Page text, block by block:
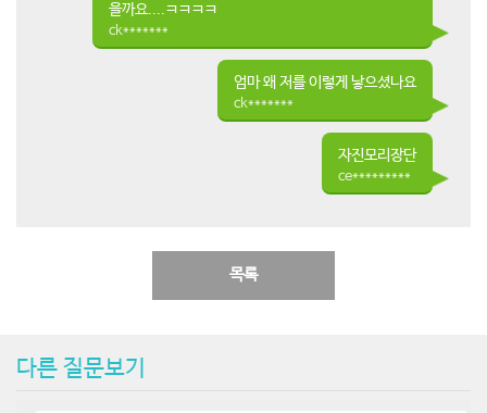
을까요....ㅋㅋㅋㅋ
ck*******
엄마 왜 저를 이렇게 낳으셨나요
ck*******
자진모리장단
ce*********
목록
다른 질문보기